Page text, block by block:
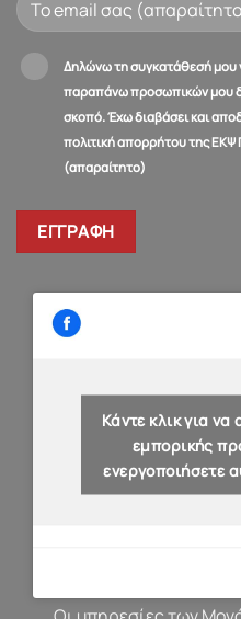
Δηλώνω τη συγκατάθεσή μου
παραπάνω προσωπικών μου
σκοπό. Έχω διαβάσει και
πολιτική απορρήτου της
(απαραίτητο)
Κάντε κλικ για
εμπορικής
ενεργοποιήσετε